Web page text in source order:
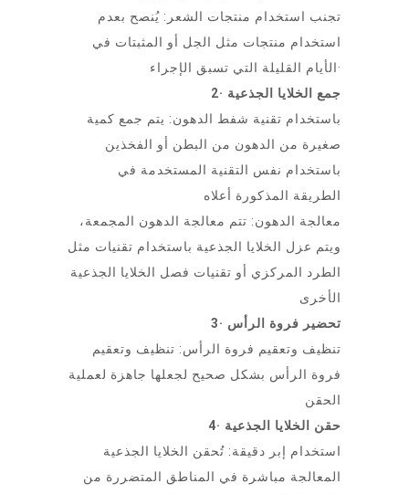
تجنب استخدام منتجات الشعر: يُنصح بعدم
استخدام منتجات مثل الجل أو المثبتات في
الأيام القليلة التي تسبق الإجراء·
2· جمع الخلايا الجذعية
باستخدام تقنية شفط الدهون: يتم جمع كمية
صغيرة من الدهون من البطن أو الفخذين
باستخدام نفس التقنية المستخدمة في
الطريقة المذكورة أعلاه
معالجة الدهون: تتم معالجة الدهون المجمعة،
ويتم عزل الخلايا الجذعية باستخدام تقنيات مثل
الطرد المركزي أو تقنيات فصل الخلايا الجذعية
الأخرى
3· تحضير فروة الرأس
تنظيف وتعقيم فروة الرأس: تنظيف وتعقيم
فروة الرأس بشكل صحيح لجعلها جاهزة لعملية
الحقن
4· حقن الخلايا الجذعية
استخدام إبر دقيقة: تُحقن الخلايا الجذعية
المعالجة مباشرة في المناطق المتضررة من